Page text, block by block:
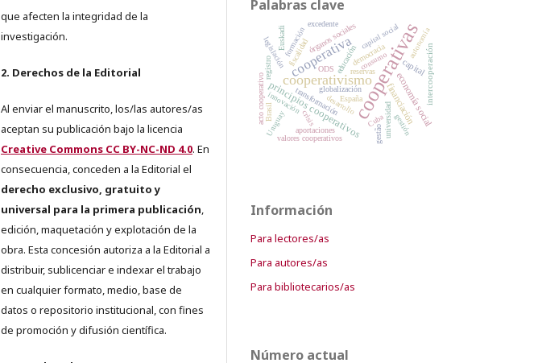
que afecten la integridad de la
investigación.
2. Derechos de la Editorial
Al enviar el manuscrito, los/las autores/as
aceptan su publicación bajo la licencia
Creative Commons CC BY-NC-ND 4.0. En
consecuencia, conceden a la Editorial el
derecho exclusivo, gratuito y
universal para la primera publicación,
edición, maquetación y explotación de la
obra. Esta concesión autoriza a la Editorial a
distribuir, sublicenciar e indexar el trabajo
en cualquier formato, medio, base de
datos o repositorio institucional, con fines
de promoción y difusión científica.
Palabras clave
cooperativas
cooperativismo
cooperativa
principios cooperativos economía social
financiación
capitalintercooperación
valores cooperativos
fiscalidad
transformación
educación
órganos socialesdemocracia
globalización
innovación
acto cooperativo desarrollo
capital social
universidad
Cuba
autonomía
legislación
Uruguay crisis
España
formación
Euskadi
aportaciones
reservas
excedente
registro consumo
Brasil
gestão gestión
ODS
Información
Para lectores/as
Para autores/as
Para bibliotecarios/as
Número actual